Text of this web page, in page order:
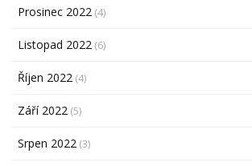
Prosinec 2022 (4)
Listopad 2022 (6)
Říjen 2022 (4)
Září 2022 (5)
Srpen 2022 (3)